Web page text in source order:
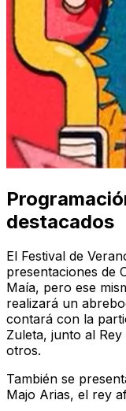
destacados
El Festival de
presentaciones de
Maía, pero ese
realizará un
contará con la
Zuleta, junto al
otros.
También se
Majo Arias, el rey